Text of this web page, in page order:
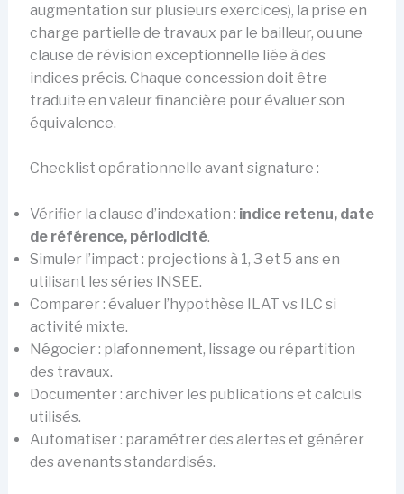
augmentation sur plusieurs exercices), la prise en
charge partielle de travaux par le bailleur, ou une
clause de révision exceptionnelle liée à des
indices précis. Chaque concession doit être
traduite en valeur financière pour évaluer son
équivalence.
Checklist opérationnelle avant signature :
Vérifier la clause d’indexation : indice retenu, date
de référence, périodicité.
Simuler l’impact : projections à 1, 3 et 5 ans en
utilisant les séries INSEE.
Comparer : évaluer l’hypothèse ILAT vs ILC si
activité mixte.
Négocier : plafonnement, lissage ou répartition
des travaux.
Documenter : archiver les publications et calculs
utilisés.
Automatiser : paramétrer des alertes et générer
des avenants standardisés.